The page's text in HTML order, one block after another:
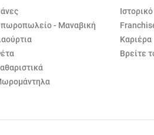
- Μαναβική
Καριέρα
Βρείτε